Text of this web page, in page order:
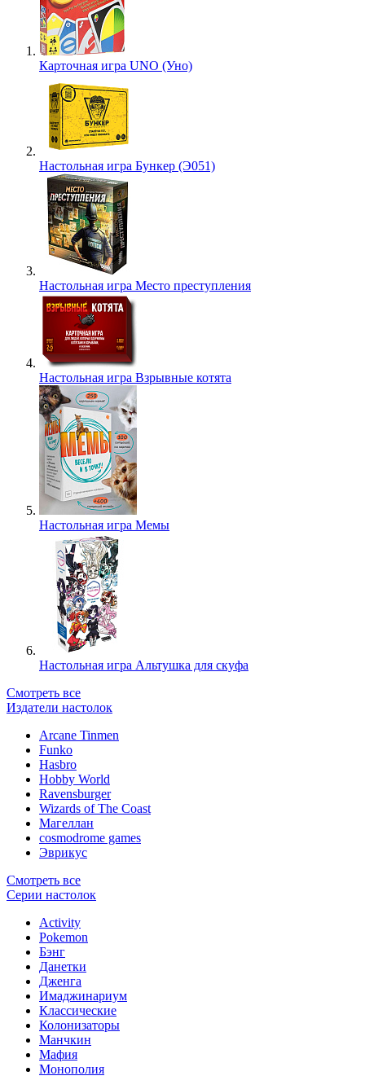
Карточная игра UNO (Уно)
Настольная игра Бункер (Э051)
Настольная игра Место преступления
Настольная игра Взрывные котята
Настольная игра Мемы
Настольная игра Альтушка для скуфа
Смотреть все
Издатели настолок
Arcane Tinmen
Funko
Hasbro
Hobby World
Ravensburger
Wizards of The Coast
Магеллан
сosmodrome games
Эврикус
Смотреть все
Серии настолок
Activity
Pokemon
Бэнг
Данетки
Дженга
Имаджинариум
Классические
Колонизаторы
Манчкин
Мафия
Монополия